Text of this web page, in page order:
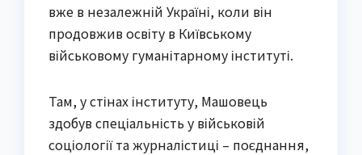
вже в незалежній Україні, коли він
продовжив освіту в Київському
військовому гуманітарному інституті.
Там, у стінах інституту, Машовець
здобув спеціальність у військовій
соціології та журналістиці – поєднання,